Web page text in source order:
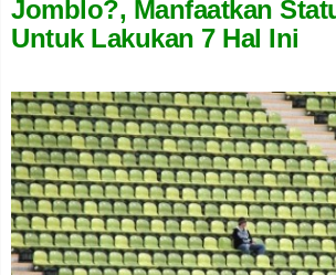
Jomblo?, Manfaatkan
Untuk Lakukan 7 Hal Ini